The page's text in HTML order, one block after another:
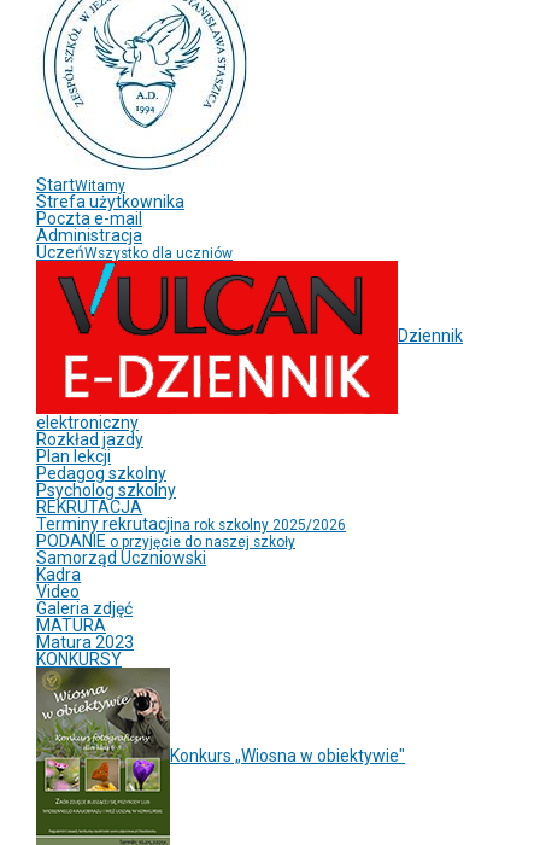
StartWitamy
Strefa użytkownika
Poczta e-mail
Administracja
UczeńWszystko dla uczniów
Dziennik
elektroniczny
Rozkład jazdy
Plan lekcji
Pedagog szkolny
Psycholog szkolny
REKRUTACJA
Terminy rekrutacjina rok szkolny 2025/2026
PODANIE o przyjęcie do naszej szkoły
Samorząd Uczniowski
Kadra
Video
Galeria zdjęć
MATURA
Matura 2023
KONKURSY
Konkurs „Wiosna w obiektywie"